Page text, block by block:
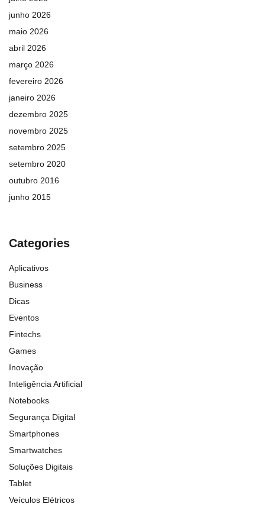
junho 2026
maio 2026
abril 2026
março 2026
fevereiro 2026
janeiro 2026
dezembro 2025
novembro 2025
setembro 2025
setembro 2020
outubro 2016
junho 2015
Categories
Aplicativos
Business
Dicas
Eventos
Fintechs
Games
Inovação
Inteligência Artificial
Notebooks
Segurança Digital
Smartphones
Smartwatches
Soluções Digitais
Tablet
Veículos Elétricos